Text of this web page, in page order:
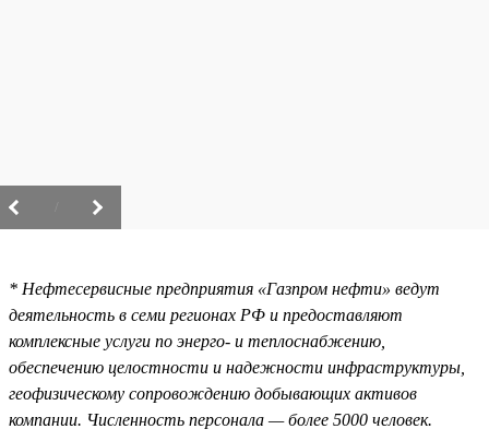
* Нефтесервисные предприятия «Газпром нефти» ведут
деятельность в семи регионах РФ и предоставляют
комплексные услуги по энерго- и теплоснабжению,
обеспечению целостности и надежности инфраструктуры,
геофизическому сопровождению добывающих активов
компании. Численность персонала — более 5000 человек.